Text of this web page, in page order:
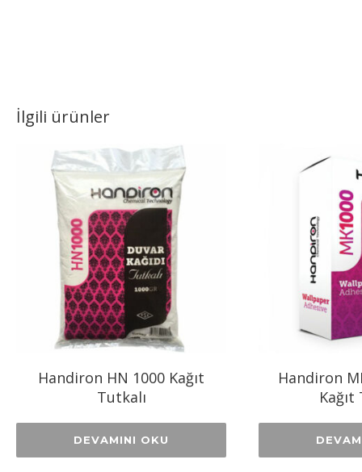
İlgili ürünler
Handiron HN 1000 Kağıt
Tutkalı
DEVAMINI OKU
Handiron
Kağıt